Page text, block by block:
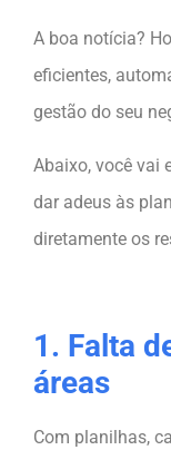
A boa notícia?
eficientes,
gestão do seu
Abaixo, você vai
dar adeus às
diretamente os
1. Falta
áreas
Com planilhas,